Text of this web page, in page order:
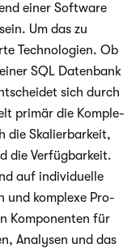
einer Soft­ware
Um das zu
Tech­no­lo­gien. Ob
SQL Daten­bank
sich durch
pri­mär die Kom­ple­
die Ska­lier­bar­keit,
die Ver­füg­bar­keit.
auf indi­vi­du­elle
und kom­plexe Pro­
Kom­po­nen­ten für
Ana­ly­sen und das